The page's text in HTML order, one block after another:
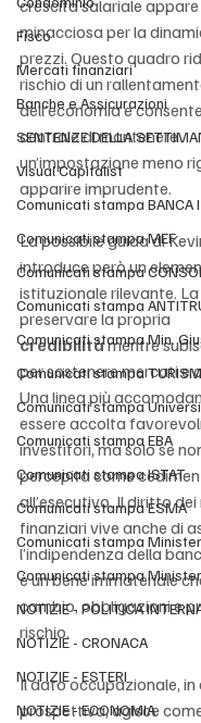
Fisco
Mercati finanziari
Banche e Assicurazioni
SENTENZE DELLA
Visual Capitalist
Comunicati stampa BANCA
Comunicati stampa MEF
Comunicati stampa
Comunicati stampa
Comunicati stampa Min.
Comunicati stampa
Comunicati stampa
Comunicati stampa EBA
Comunicati stampa ISTAT
Comunicati stampa ESMA
Comunicati stampa
Comunicati stampa
NOTIZIE - POLITICA
NOTIZIE - CRONACA
NOTIZIE - ESTERI
NOTIZIE - ECONOMIA
crescita salariale
minacciosa per la
prezzi. Questo quadro
rischio di un
dell’economia e
centrale di mantenere
un’impostazione meno
apparire imprudente.
La possibile guida di
introduce però un
istituzionale rilevante. La
preservare la propria
credibilità mentre
per sostenere mercati e
Una linea più
essere accolta
investitori, ma solo se
percepita come
all’esecutivo. Il diritto
finanziari vive anche di
l’indipendenza della
è un bene immateriale
cambio, obbligazioni e
rischio.
Il dato occupazionale, in
prospettiva, agisce